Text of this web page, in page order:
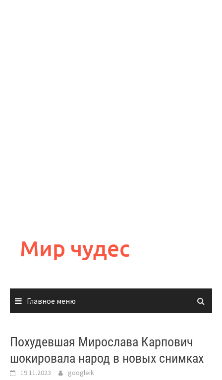
содержимому
Мир чудес
Главное меню
Похудевшая Мирослава Карпович
шокировала народ в новых снимках
19.11.2023 googleik